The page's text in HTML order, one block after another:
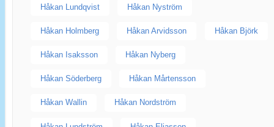
Håkan Lundqvist Håkan Nyström
Håkan Holmberg Håkan Arvidsson Håkan Björk
Håkan Isaksson Håkan Nyberg
Håkan Söderberg Håkan Mårtensson
Håkan Wallin Håkan Nordström